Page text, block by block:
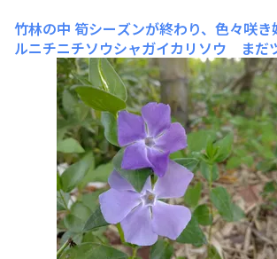
竹林の中 筍シーズンが終わり、色々咲
ルニチニチソウシャガイカリソウ まだ